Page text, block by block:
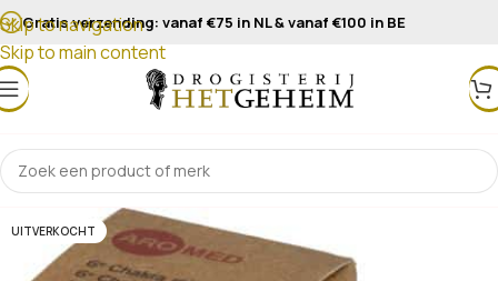
Skip to navigation
Skip to main content
Gratis verzending: vanaf €75 in NL & vanaf €100 in BE
UITVERKOCHT